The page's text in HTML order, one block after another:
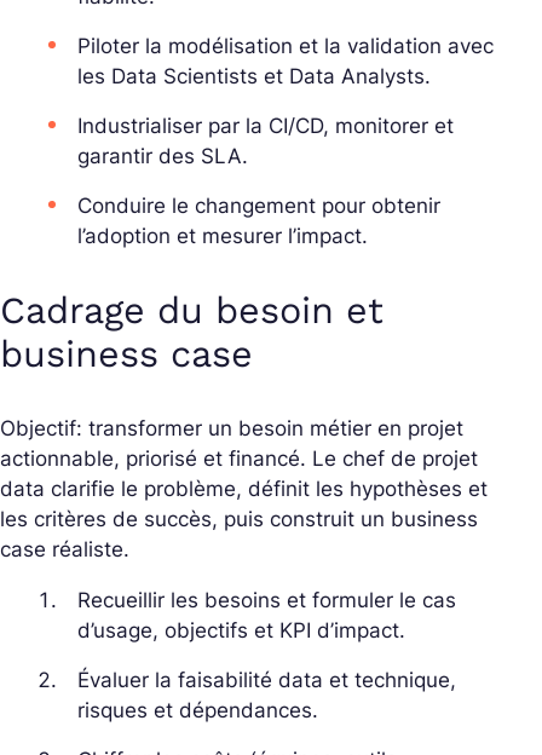
Piloter la modélisation et la validation avec
les Data Scientists et Data Analysts.
Industrialiser par la CI/CD, monitorer et
garantir des SLA.
Conduire le changement pour obtenir
l’adoption et mesurer l’impact.
Cadrage du besoin et
business case
Objectif: transformer un besoin métier en projet
actionnable, priorisé et financé. Le chef de projet
data clarifie le problème, définit les hypothèses et
les critères de succès, puis construit un business
case réaliste.
Recueillir les besoins et formuler le cas
d’usage, objectifs et KPI d’impact.
Évaluer la faisabilité data et technique,
risques et dépendances.